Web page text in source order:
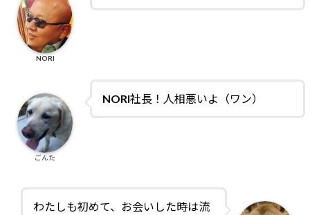
NORI
NORI社長！人相悪いよ（ワン）
ごんた
わたしも初めて、お会いした時は流